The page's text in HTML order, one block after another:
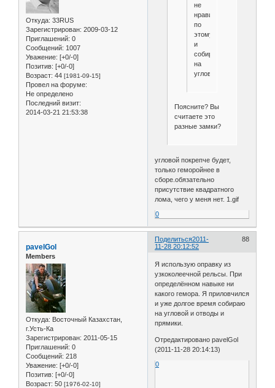
Откуда: 33RUS
Зарегистрирован: 2009-03-12
Приглашений: 0
Сообщений: 1007
Уважение: [+0/-0]
Позитив: [+0/-0]
Возраст: 44 [1981-09-15]
Провел на форуме:
Не определено
Последний визит:
2014-03-21 21:53:38
не
нравится
по
этому
и
собираю
на
угловой.
Поясните? Вы
считаете это
разные замки?
угловой покрепче будет,
только геморойнее в
сборе.обязательно
присутствие квадратного
лома, чего у меня нет. 1.gif
0
Поделиться 88
2011-
11-28 20:12:52
pavelGol
Members
Откуда: Восточный Казахстан,
г.Усть-Ка
Зарегистрирован: 2011-05-15
Приглашений: 0
Сообщений: 218
Уважение: [+0/-0]
Позитив: [+0/-0]
Возраст: 50 [1976-02-10]
Я использую оправку из
узкоколеечной рельсы. При
определённом навыке ни
какого гемора. Я приловчился
и уже долгое время собираю
на угловой и отводы и
прямики.
Отредактировано pavelGol
(2011-11-28 20:14:13)
0